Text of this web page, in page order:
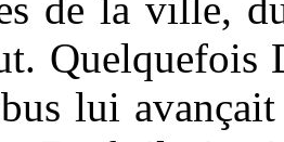
Quelquefois
lui avançait